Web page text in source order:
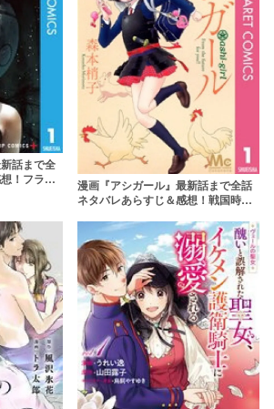
話まで全
！フラン
漫画『アシガール』最新話まで全話
ネタバレあらすじ＆感想！戦国時代
軽になる！？